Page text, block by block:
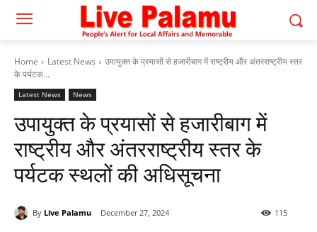
Home Latest News
उपायुक्त के प्रयासों से हजारीबाग में राष्ट्रीय और अंतरराष्ट्रीय स्तर
के पर्यटक...
Latest News News
उपायुक्त के प्रयासों से हजारीबाग में
राष्ट्रीय और अंतरराष्ट्रीय स्तर के
पर्यटक स्थलों की अधिसूचना
By Live Palamu December 27, 2024 115